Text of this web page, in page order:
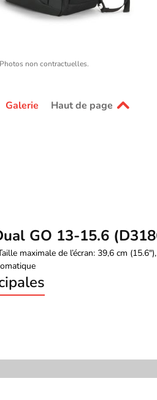
Photos non contractuelles.
Galerie Haut de page
GO 13-15.6
maximale de l’écran: 39,6 cm